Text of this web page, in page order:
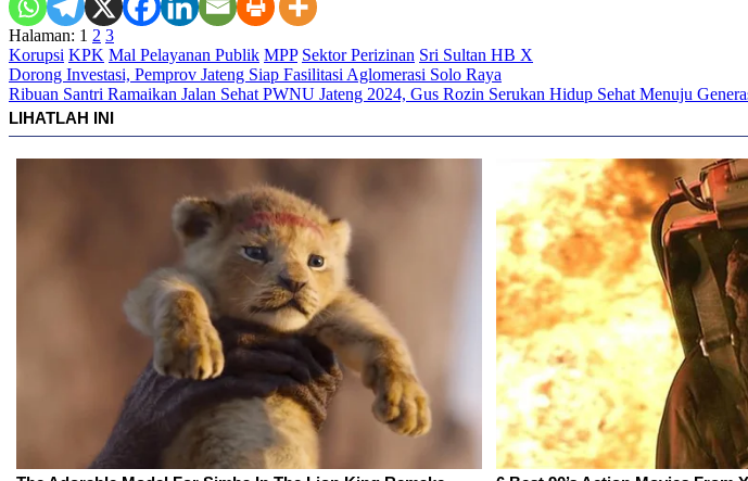
Halaman: 1 2 3
Korupsi KPK Mal Pelayanan Publik MPP Sektor Perizinan Sri Sultan HB X
Navigasi
pos
Dorong Investasi, Pemprov Jateng Siap Fasilitasi Aglomerasi Solo Raya
Ribuan Santri Ramaikan Jalan Sehat PWNU Jateng 2024, Gus Rozin Serukan Hidup Sehat Menuju